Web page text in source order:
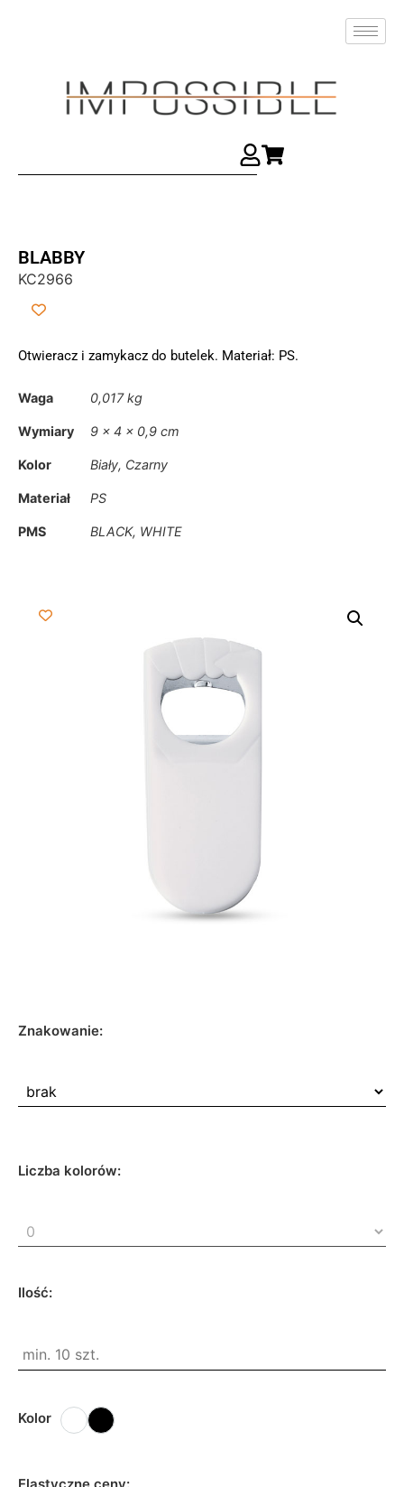
BLABBY
KC2966
Otwieracz i zamykacz do butelek. Materiał: PS.
Waga 0,017 kg
Wymiary 9 × 4 × 0,9 cm
Kolor Biały, Czarny
Materiał PS
PMS BLACK, WHITE
Znakowanie:
Liczba kolorów:
Ilość:
Kolor
Elastyczne ceny: